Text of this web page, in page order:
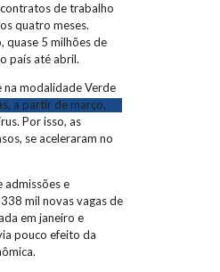
de trabalho
quatro meses.
quase 5 milhões de
país até abril.
na modalidade Verde
a partir de março,
Por isso, as
se aceleraram no
admissões e
mil novas vagas de
em janeiro e
pouco efeito da